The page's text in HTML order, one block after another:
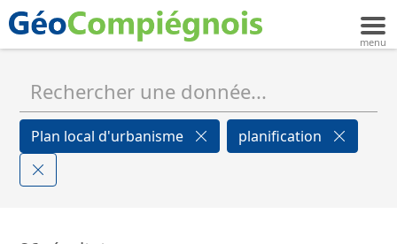
Plan local d'urbanisme planification